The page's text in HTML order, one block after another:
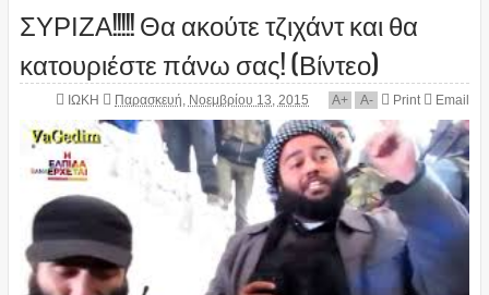
ΣΥΡΙΖΑ!!!!! Θα ακούτε τζιχάντ και θα
κατουριέστε πάνω σας! (Βίντεο)
ΙΩΚΗ Παρασκευή, Νοεμβρίου 13, 2015 A+ A- Print Email